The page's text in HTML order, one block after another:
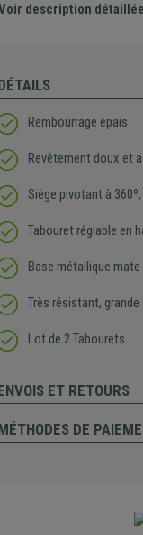
description détaillée
Rembourrage épais
Revêtement doux et
Siège pivotant à
Tabouret réglable en
Base métallique
Très résistant,
Lot de 2 Tabourets
ET RETOURS
DE